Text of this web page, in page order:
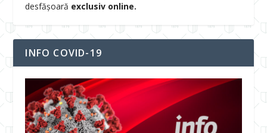
desfășoară exclusiv online.
INFO COVID-19